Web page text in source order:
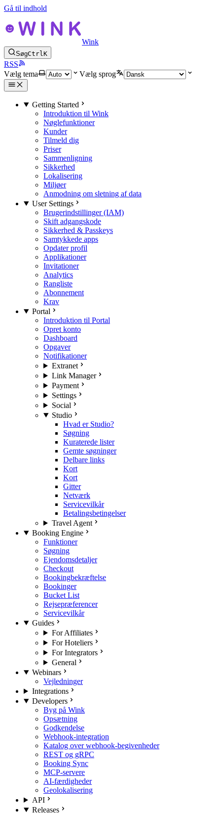
Gå til indhold
Wink
SøgCtrlK
RSS
Vælg tema
Vælg sprog
Getting Started
Introduktion til Wink
Nøglefunktioner
Kunder
Tilmeld dig
Priser
Sammenligning
Sikkerhed
Lokalisering
Miljøer
Anmodning om sletning af data
User Settings
Brugerindstillinger (IAM)
Skift adgangskode
Sikkerhed & Passkeys
Samtykkede apps
Opdater profil
Applikationer
Invitationer
Analytics
Rangliste
Abonnement
Krav
Portal
Introduktion til Portal
Opret konto
Dashboard
Opgaver
Notifikationer
Extranet
Link Manager
Payment
Settings
Social
Studio
Hvad er Studio?
Søgning
Kuraterede lister
Gemte søgninger
Delbare links
Kort
Kort
Gitter
Netværk
Servicevilkår
Betalingsbetingelser
Travel Agent
Booking Engine
Funktioner
Søgning
Ejendomsdetaljer
Checkout
Bookingbekræftelse
Bookinger
Bucket List
Rejsepræferencer
Servicevilkår
Guides
For Affiliates
For Hoteliers
For Integrators
General
Webinars
Vejledninger
Integrations
Developers
Byg på Wink
Opsætning
Godkendelse
Webhook-integration
Katalog over webhook-begivenheder
REST og gRPC
Booking Sync
MCP-servere
AI-færdigheder
Geolokalisering
API
Releases